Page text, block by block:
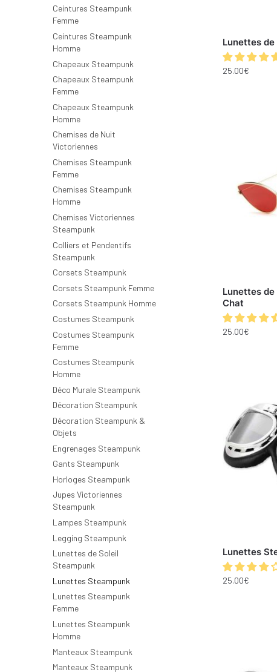
Lunettes
25.00€
Lunettes
Chat
25.00€
Lunettes
25.00€
Ceintures Steampunk
Femme
Ceintures Steampunk
Homme
Chapeaux Steampunk
Chapeaux Steampunk
Femme
Chapeaux Steampunk
Homme
Chemises de Nuit
Victoriennes
Chemises Steampunk
Femme
Chemises Steampunk
Homme
Chemises Victoriennes
Steampunk
Colliers et Pendentifs
Steampunk
Corsets Steampunk
Corsets Steampunk Femme
Corsets Steampunk Homme
Costumes Steampunk
Costumes Steampunk
Femme
Costumes Steampunk
Homme
Déco Murale Steampunk
Décoration Steampunk
Décoration Steampunk &
Objets
Engrenages Steampunk
Gants Steampunk
Horloges Steampunk
Jupes Victoriennes
Steampunk
Lampes Steampunk
Legging Steampunk
Lunettes de Soleil
Steampunk
Lunettes Steampunk
Lunettes Steampunk
Femme
Lunettes Steampunk
Homme
Manteaux Steampunk
Manteaux Steampunk